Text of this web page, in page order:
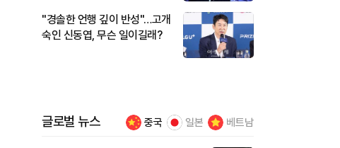
"경솔한 언행 깊이 반성"…고개
숙인 신동엽, 무슨 일이길래?
글로벌 뉴스 중국 일본 베트남